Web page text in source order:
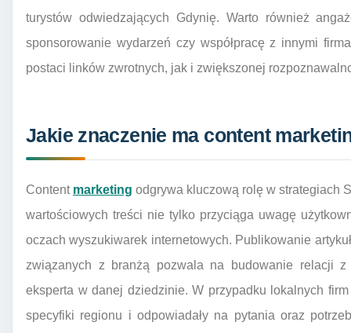
turystów odwiedzających Gdynię. Warto również
sponsorowanie wydarzeń czy współpracę z innymi
postaci linków zwrotnych, jak i zwiększonej
Jakie znaczenie ma content
Content marketing odgrywa kluczową rolę w strategiach
wartościowych treści nie tylko przyciąga uwagę
oczach wyszukiwarek internetowych. Publikowanie
związanych z branżą pozwala na budowanie relacji
eksperta w danej dziedzinie. W przypadku lokalnych
specyfiki regionu i odpowiadały na pytania oraz